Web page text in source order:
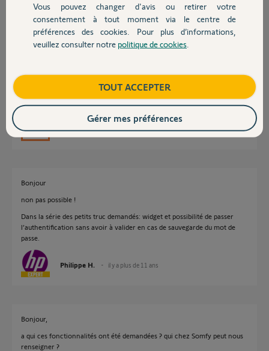
Devis avec un pro
Contact
Réponses
Développeurs et marketing, si vous nous entendez...
Robert P. il y a plus de 11 ans
Bonjour
non pas possible !
Dans la série des petits truc demandés: widget et possibilité de passer
l’authentification sans avoir à valider en cas de sauvegarde du mot de
passe.
Philippe H. il y a plus de 11 ans
Bonjour,
a qui ces fonctionnalités ont été demandées ? qui chez Somfy peut nous
renseigner ?
Vous pouvez changer d'avis ou retirer votre
consentement à tout moment via le centre de
préférences des cookies. Pour plus d’informations,
veuillez consulter notre politique de cookies
TOUT ACCEPTER
Gérer mes préférences